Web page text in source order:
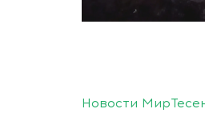
Новости